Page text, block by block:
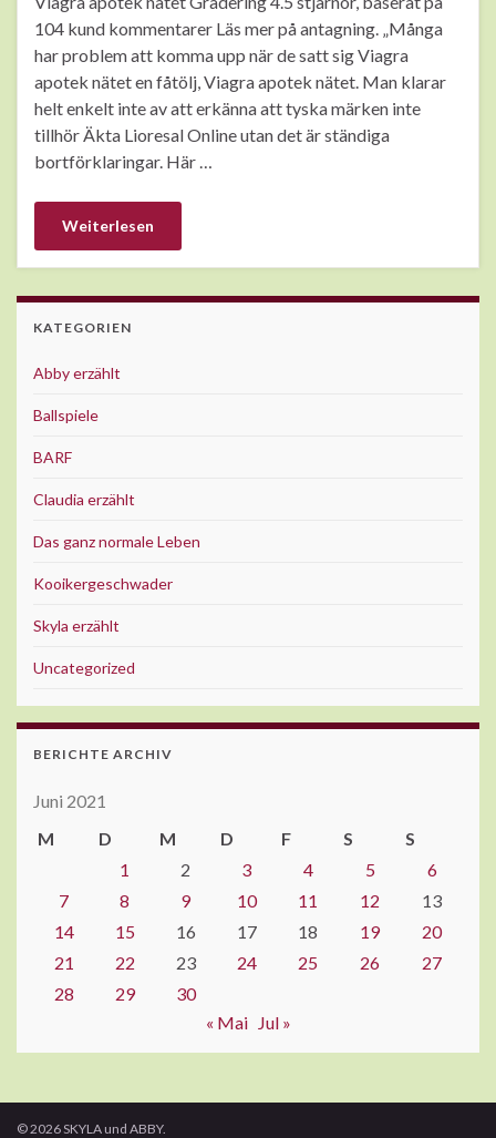
104 kund kommentarer Läs mer på antagning. „Många
har problem att komma upp när de satt sig Viagra
apotek nätet en fåtölj, Viagra apotek nätet. Man klarar
helt enkelt inte av att erkänna att tyska märken inte
tillhör Äkta Lioresal Online utan det är ständiga
bortförklaringar. Här …
Weiterlesen
KATEGORIEN
Abby erzählt
Ballspiele
BARF
Claudia erzählt
Das ganz normale Leben
Kooikergeschwader
Skyla erzählt
Uncategorized
BERICHTE ARCHIV
Juni 2021
M
D M D F S
S
1
2 3 4 5
6
7
8 9 10 11 12
13
14
15 16 17 18 19
20
21
22 23 24 25 26
27
28
29
30
« Mai Jul »
© 2026 SKYLA und ABBY.